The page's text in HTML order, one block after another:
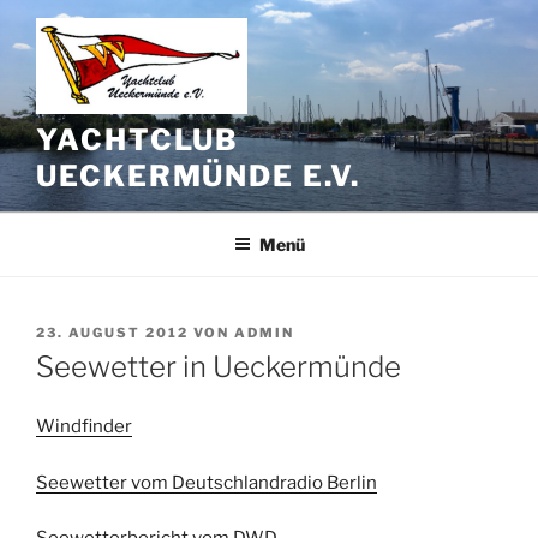
Zum
Inhalt
springen
YACHTCLUB
UECKERMÜNDE E.V.
Menü
VERÖFFENTLICHT
AM
23. AUGUST 2012 VON ADMIN
Seewetter in Ueckermünde
Windfinder
Seewetter vom Deutschlandradio Berlin